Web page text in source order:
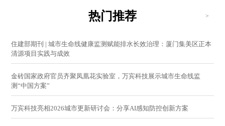
热门推荐 >
住建部期刊 | 城市生命线健康监测赋能排水长效治理：厦门集美区正本
清源项目实践与成效
金砖国家政府官员齐聚凤凰花实验室，万宾科技展示城市生命线监
测“中国方案”
万宾科技亮相2026城市更新研讨会：分享AI感知防控创新方案